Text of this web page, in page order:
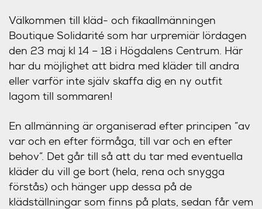
Välkommen till kläd- och fikaallmänningen
Boutique Solidarité som har urpremiär lördagen
den 23 maj kl 14 – 18 i Högdalens Centrum. Här
har du möjlighet att bidra med kläder till andra
eller varför inte själv skaffa dig en ny outfit
lagom till sommaren!
En allmänning är organiserad efter principen ”av
var och en efter förmåga, till var och en efter
behov”. Det går till så att du tar med eventuella
kläder du vill ge bort (hela, rena och snygga
förstås) och hänger upp dessa på de
klädställningar som finns på plats, sedan får vem